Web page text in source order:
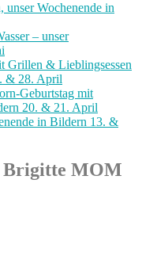
Wochenende in
– unser
Grillen & Lieblingsessen
& 28. April
Geburtstag mit
20. & 21. April
in Bildern 13. &
Brigitte MOM